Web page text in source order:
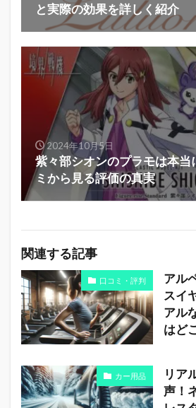
と実際の効果を詳しく紹介
2024年10月5日
紫々部シオンのプラモは本当
ミから見る評価の真実
関連する記事
口コミ・評判
アル
スイ
アル
はど
カー用品
リア
声！